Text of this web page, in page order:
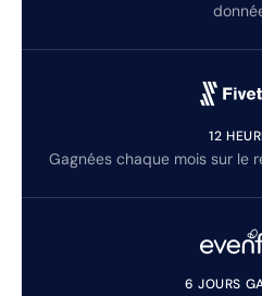
12
Gagnées chaque mois sur le
6 JOURS